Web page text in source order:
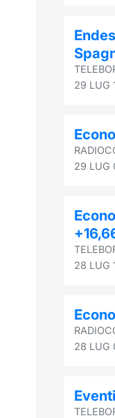
29 LUG
29 LUG
28 LUG
28 LUG